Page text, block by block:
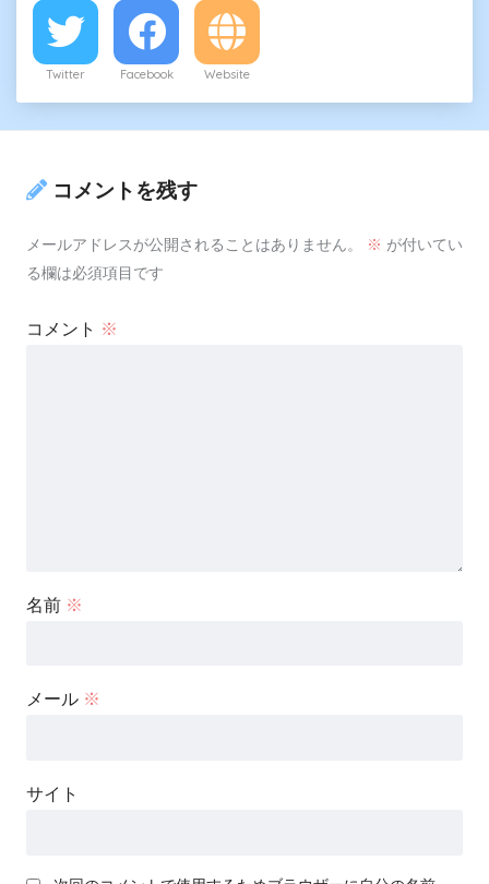
Twitter Facebook Website
コメントを残す
メールアドレスが公開されることはありません。 ※ が付いてい
る欄は必須項目です
コメント ※
名前 ※
メール ※
サイト